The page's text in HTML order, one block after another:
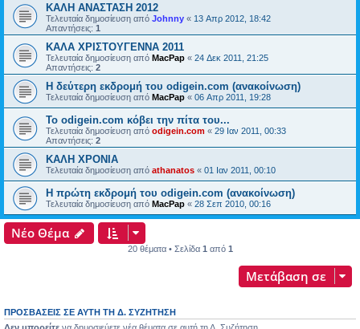
ΚΑΛΗ ΑΝΑΣΤΑΣΗ 2012
Τελευταία δημοσίευση από Johnny « 13 Απρ 2012, 18:42
Απαντήσεις: 1
ΚΑΛΑ ΧΡΙΣΤΟΥΓΕΝΝΑ 2011
Τελευταία δημοσίευση από MacPap « 24 Δεκ 2011, 21:25
Απαντήσεις: 2
Η δεύτερη εκδρομή του odigein.com (ανακοίνωση)
Τελευταία δημοσίευση από MacPap « 06 Απρ 2011, 19:28
Το odigein.com κόβει την πίτα του...
Τελευταία δημοσίευση από odigein.com « 29 Ιαν 2011, 00:33
Απαντήσεις: 2
ΚΑΛΗ ΧΡΟΝΙΑ
Τελευταία δημοσίευση από athanatos « 01 Ιαν 2011, 00:10
Η πρώτη εκδρομή του odigein.com (ανακοίνωση)
Τελευταία δημοσίευση από MacPap « 28 Σεπ 2010, 00:16
Νέο Θέμα
20 θέματα • Σελίδα 1 από 1
Μετάβαση σε
ΠΡΟΣΒΆΣΕΙΣ ΣΕ ΑΥΤΉ ΤΗ Δ. ΣΥΖΉΤΗΣΗ